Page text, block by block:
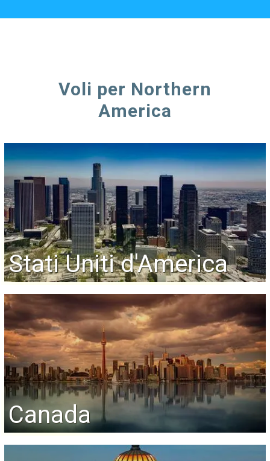
Voli per Northern
America
Stati Uniti d'America
Canada